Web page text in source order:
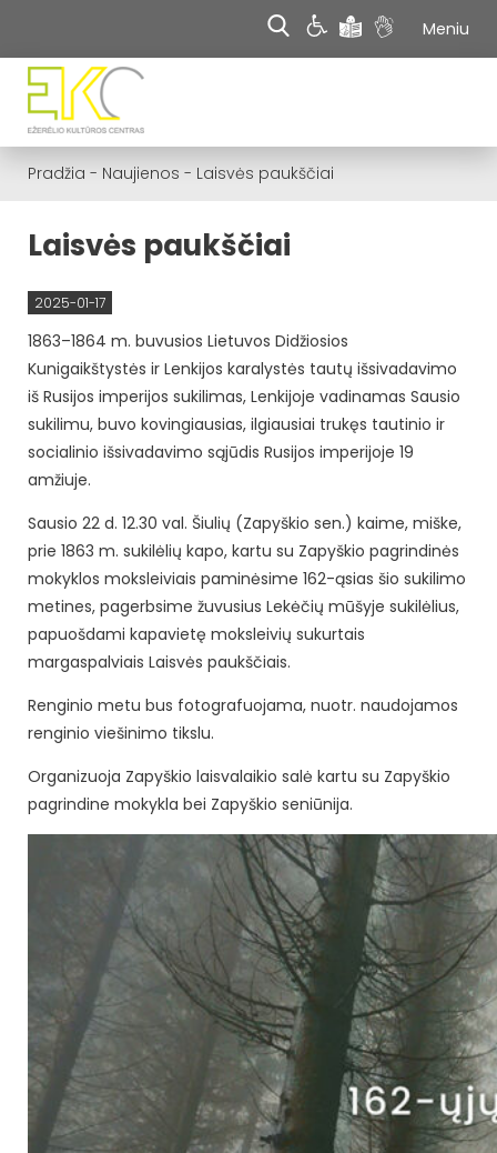
Meniu
Pradžia - Naujienos - Laisvės paukščiai
Laisvės paukščiai
2025-01-17
1863–1864 m. buvusios Lietuvos Didžiosios
Kunigaikštystės ir Lenkijos karalystės tautų išsivadavimo
iš Rusijos imperijos sukilimas, Lenkijoje vadinamas Sausio
sukilimu, buvo kovingiausias, ilgiausiai trukęs tautinio ir
socialinio išsivadavimo sąjūdis Rusijos imperijoje 19
amžiuje.
Sausio 22 d. 12.30 val. Šiulių (Zapyškio sen.) kaime, miške,
prie 1863 m. sukilėlių kapo, kartu su Zapyškio pagrindinės
mokyklos moksleiviais paminėsime 162-ąsias šio sukilimo
metines, pagerbsime žuvusius Lekėčių mūšyje sukilėlius,
papuošdami kapavietę moksleivių sukurtais
margaspalviais Laisvės paukščiais.
Renginio metu bus fotografuojama, nuotr. naudojamos
renginio viešinimo tikslu.
Organizuoja Zapyškio laisvalaikio salė kartu su Zapyškio
pagrindine mokykla bei Zapyškio seniūnija.